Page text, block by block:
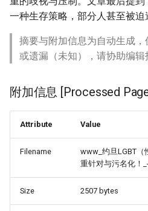
一种生存策略，部分人甚至被迫
摘要与附加信息为自动生成
或遗漏（未知），请协助编辑
附加信息 [Processed
Attribute Value
Filename
www_约旦LGBT
重针对与污名化！
Size 2507 bytes